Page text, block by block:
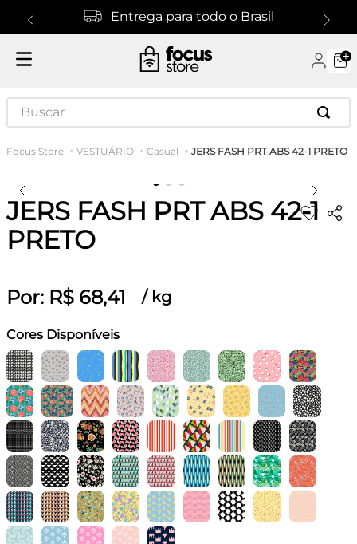
Entrega para todo o Brasil
Buscar
VESTUÁRIO Casual JERS FASH PRT ABS 42-1 PRETO
JERS FASH PRT ABS 42-1
PRETO
Por: R$ 68,41 / kg
Cores Disponíveis